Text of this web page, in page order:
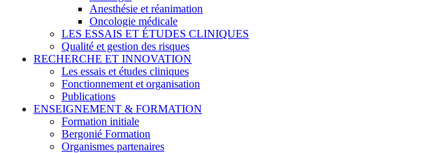
Anesthésie et réanimation
Oncologie médicale
LES ESSAIS ET ÉTUDES CLINIQUES
Qualité et gestion des risques
RECHERCHE ET INNOVATION
Les essais et études cliniques
Fonctionnement et organisation
Publications
ENSEIGNEMENT & FORMATION
Formation initiale
Bergonié Formation
Organismes partenaires